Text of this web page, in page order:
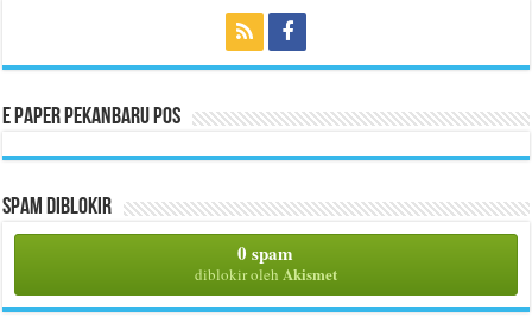
E Paper Pekanbaru Pos
Spam Diblokir
0 spam
diblokir oleh Akismet